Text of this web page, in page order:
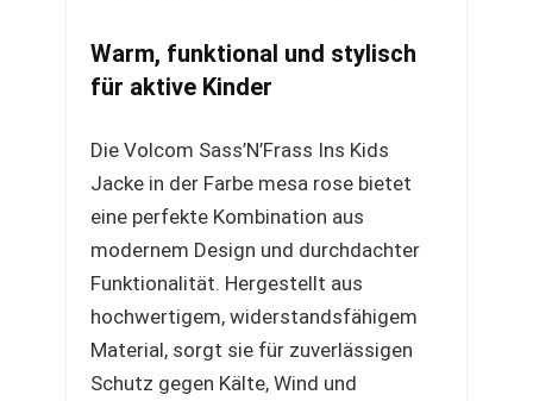
Warm, funktional und stylisch
für aktive Kinder
Die Volcom Sass’N’Frass Ins Kids
Jacke in der Farbe mesa rose bietet
eine perfekte Kombination aus
modernem Design und durchdachter
Funktionalität. Hergestellt aus
hochwertigem, widerstandsfähigem
Material, sorgt sie für zuverlässigen
Schutz gegen Kälte, Wind und